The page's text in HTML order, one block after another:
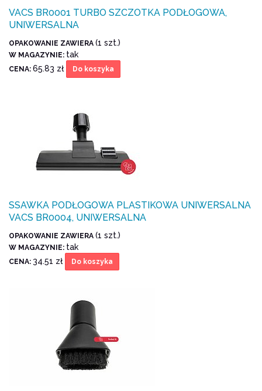
VACS BR0001 TURBO SZCZOTKA PODŁOGOWA,
UNIWERSALNA
OPAKOWANIE ZAWIERA (1 szt.)
W MAGAZYNIE: tak
CENA: 65.83 zł Do koszyka
SSAWKA PODŁOGOWA PLASTIKOWA UNIWERSALNA
VACS BR0004, UNIWERSALNA
OPAKOWANIE ZAWIERA (1 szt.)
W MAGAZYNIE: tak
CENA: 34.51 zł Do koszyka